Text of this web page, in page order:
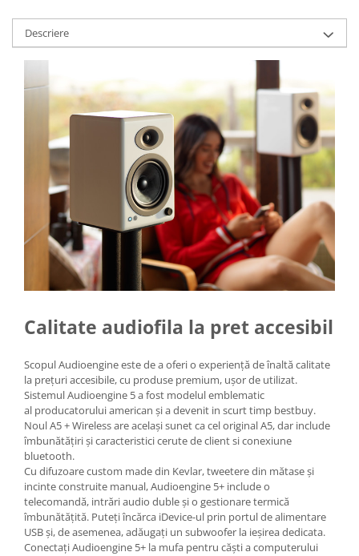
Descriere
Calitate audiofila la pret accesibil
Scopul Audioengine este de a oferi o experiență de înaltă calitate
la prețuri accesibile, cu produse premium, ușor de utilizat.
Sistemul Audioengine 5 a fost modelul emblematic
al producatorului american și a devenit in scurt timp bestbuy.
Noul A5 + Wireless are același sunet ca cel original A5, dar include
îmbunătățiri și caracteristici cerute de client si conexiune
bluetooth.
Cu difuzoare custom made din Kevlar, tweetere din mătase și
incinte construite manual, Audioengine 5+ include o
telecomandă, intrări audio duble și o gestionare termică
îmbunătățită. Puteți încărca iDevice-ul prin portul de alimentare
USB și, de asemenea, adăugați un subwoofer la ieșirea dedicata.
Conectați Audioengine 5+ la mufa pentru căști a computerului